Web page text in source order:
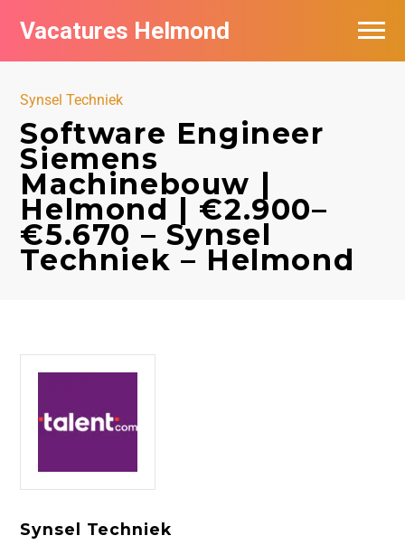
Vacatures Helmond
Synsel Techniek
Software Engineer
Siemens
Machinebouw |
Helmond | €2.900–
€5.670 – Synsel
Techniek – Helmond
Synsel Techniek
Vacatures bij bedrijven in Helmond
De populairste vacatures in Helmond